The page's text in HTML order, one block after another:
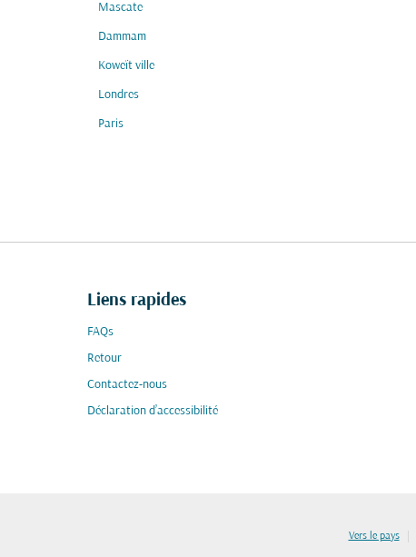
Mascate
Dammam
Koweït ville
Londres
Paris
Liens rapides
FAQs
Retour
Contactez-nous
Déclaration d’accessibilité
Vers le pays |